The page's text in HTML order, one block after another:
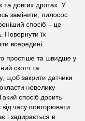
та довгих дротах. У
замінити, пилосос
спосіб – це
Повернути їх
всередині.
простіше та швидше у
скотч та
щоб закрити датчики
невелику
спосіб досить
часу повторювати
і задирається в